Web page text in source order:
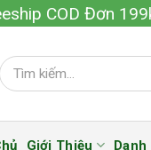
COD Đơn
Giới Thiệu Danh